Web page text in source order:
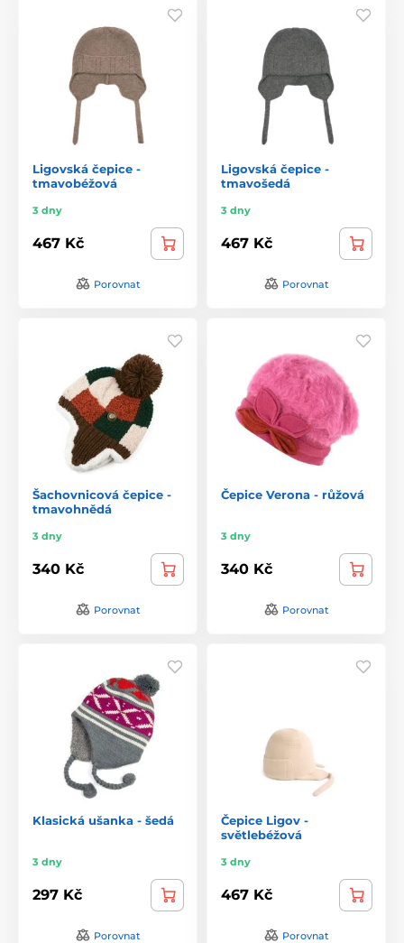
Ligovská čepice -
tmavobéžová
3 dny
467 Kč
Porovnat
Ligovská čepice -
tmavošedá
3 dny
467 Kč
Porovnat
Šachovnicová čepice -
tmavohnědá
3 dny
340 Kč
Porovnat
Čepice Verona - růžová
3 dny
340 Kč
Porovnat
Klasická ušanka - šedá
3 dny
297 Kč
Porovnat
Čepice Ligov -
světlebéžová
3 dny
467 Kč
Porovnat